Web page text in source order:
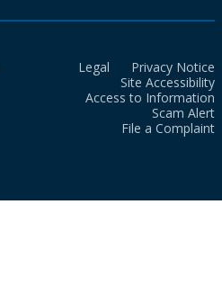
Legal
Privacy Notice
Site Accessibility
Access to Information
Scam Alert
File a Complaint